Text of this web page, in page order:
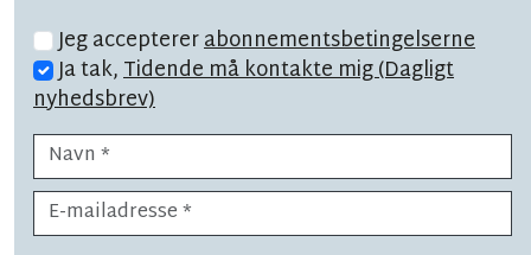
Jeg acceptererabonnementsbetingelserne
Ja tak,Tidende må kontakte mig (Dagligt
nyhedsbrev)